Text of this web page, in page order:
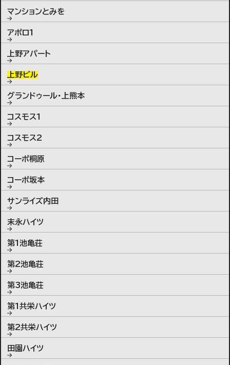
マンションとみを
アポロ1
上野アパート
上野ビル
グランドゥール・上熊本
コスモス1
コスモス2
コーポ桐原
コーポ坂本
サンライズ内田
末永ハイツ
第1池亀荘
第2池亀荘
第3池亀荘
第1共栄ハイツ
第2共栄ハイツ
田園ハイツ